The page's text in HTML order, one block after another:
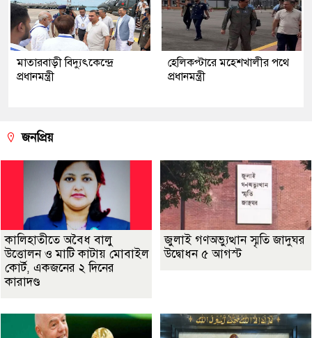
মাতারবাড়ী বিদ্যুৎকেন্দ্রে
প্রধানমন্ত্রী
হেলিকপ্টারে মহেশখালীর পথে
প্রধানমন্ত্রী
জনপ্রিয়
কালিহাতীতে অবৈধ বালু
উত্তোলন ও মাটি কাটায় মোবাইল
কোর্ট, একজনের ২ দিনের
কারাদণ্ড
জুলাই গণঅভ্যুত্থান স্মৃতি জাদুঘর
উদ্বোধন ৫ আগস্ট